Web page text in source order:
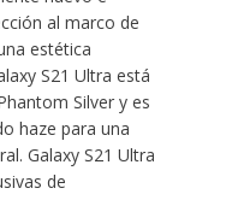
al marco de
estética
S21 Ultra está
Silver y es
haze para una
Galaxy S21 Ultra
de